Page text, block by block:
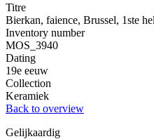
Titre
Bierkan, faience, Brussel, 1ste
Inventory number
MOS_3940
Dating
19e eeuw
Collection
Keramiek
Back to overview
Gelijkaardig